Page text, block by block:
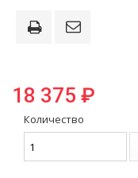
18 375 ₽
Количество